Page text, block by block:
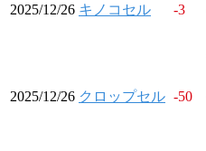
2025/12/26 キノコセル -3
2025/12/26 クロップセル -50